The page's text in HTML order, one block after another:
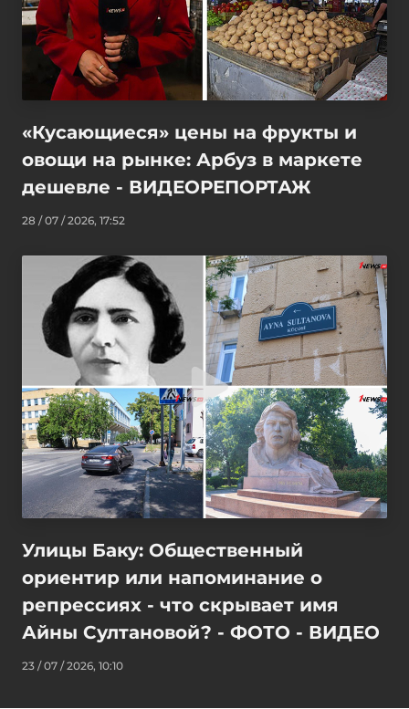
«Кусающиеся» цены на фрукты и
овощи на рынке: Арбуз в маркете
дешевле - ВИДЕОРЕПОРТАЖ
28 / 07 / 2026, 17:52
Улицы Баку: Общественный
ориентир или напоминание о
репрессиях - что скрывает имя
Айны Султановой? - ФОТО - ВИДЕО
23 / 07 / 2026, 10:10